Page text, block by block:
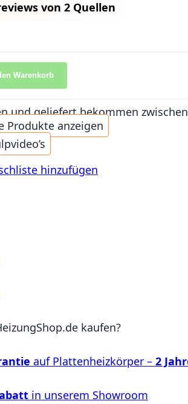
von 2 Quellen
Warenkorb
und geliefert bekommen
Produkte anzeigen
hinzufügen
kaufen?
auf Plattenheizkörper – 2
in unserem Showroom